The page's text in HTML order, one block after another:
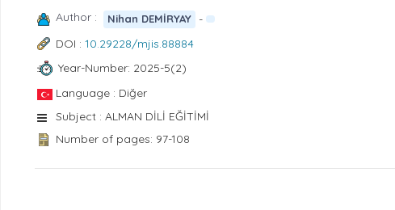
Author : Nihan DEMİRYAY
-
DOI : 10.29228/mjis.88884
Year-Number: 2025-5(2)
Language : Diğer
Subject : ALMAN DİLİ EĞİTİMİ
Number of pages: 97-108